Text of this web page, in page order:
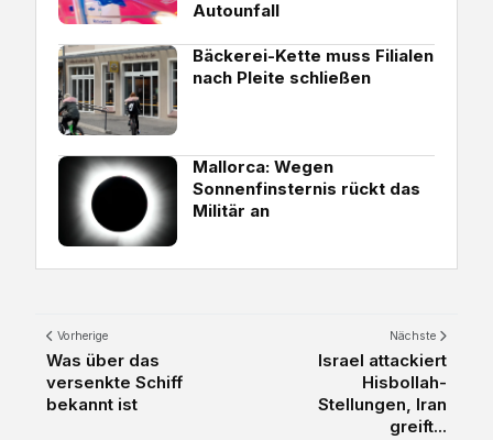
Autounfall
Bäckerei-Kette muss Filialen
nach Pleite schließen
Mallorca: Wegen
Sonnenfinsternis rückt das
Militär an
Vorherige
Was über das
versenkte Schiff
bekannt ist
Nächste
Israel attackiert
Hisbollah-
Stellungen, Iran
greift...